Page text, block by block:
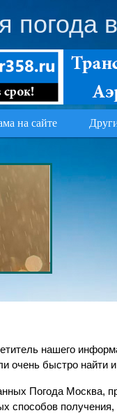
погода
на сайте
нашего
очень быстро
Погода Москва,
способов